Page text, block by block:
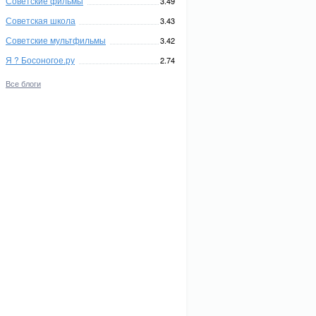
Советская школа 3.43
Советские мультфильмы 3.42
Я ? Босоногое.ру 2.74
Все блоги